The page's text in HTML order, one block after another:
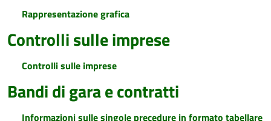
Rappresentazione grafica
Controlli sulle imprese
Controlli sulle imprese
Bandi di gara e contratti
Informazioni sulle singole precedure in formato tabellare